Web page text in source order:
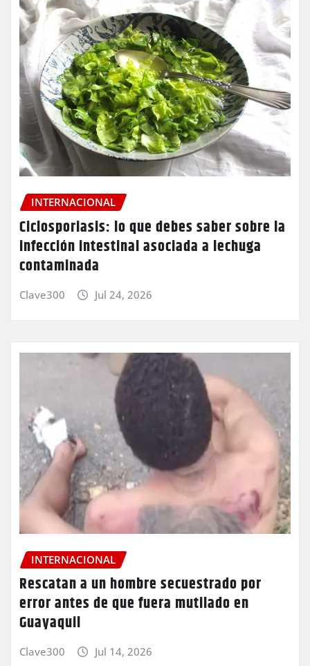
INTERNACIONAL
Ciclosporiasis: lo que debes saber sobre la
infección intestinal asociada a lechuga
contaminada
Clave300 Jul 24, 2026
INTERNACIONAL
Rescatan a un hombre secuestrado por
error antes de que fuera mutilado en
Guayaquil
Clave300 Jul 14, 2026